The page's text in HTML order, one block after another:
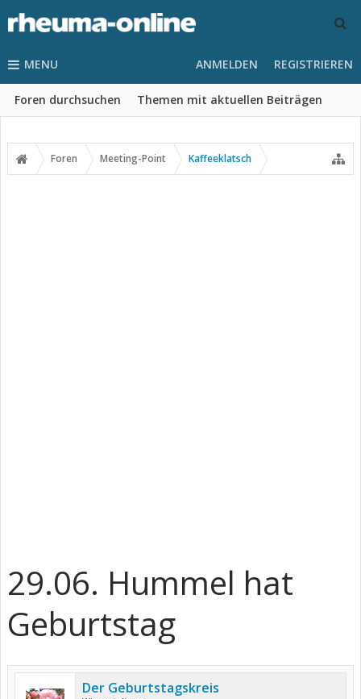
MENU
Foren durchsuchen Themen mit aktuellen Beiträgen
ANMELDEN REGISTRIEREN
Foren Meeting-Point Kaffeeklatsch
29.06. Hummel hat
Geburtstag
Der Geburtstagskreis